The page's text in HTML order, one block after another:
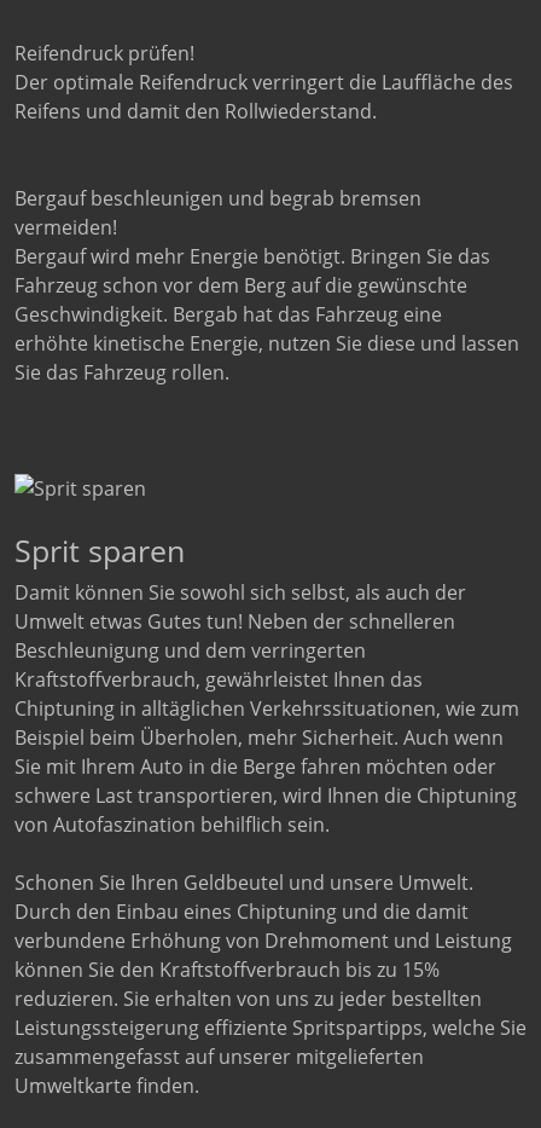
Reifendruck prüfen!
Der optimale Reifendruck verringert die Lauffläche des
Reifens und damit den Rollwiederstand.
Bergauf beschleunigen und begrab bremsen
vermeiden!
Bergauf wird mehr Energie benötigt. Bringen Sie das
Fahrzeug schon vor dem Berg auf die gewünschte
Geschwindigkeit. Bergab hat das Fahrzeug eine
erhöhte kinetische Energie, nutzen Sie diese und lassen
Sie das Fahrzeug rollen.
Sprit sparen
Damit können Sie sowohl sich selbst, als auch der
Umwelt etwas Gutes tun! Neben der schnelleren
Beschleunigung und dem verringerten
Kraftstoffverbrauch, gewährleistet Ihnen das
Chiptuning in alltäglichen Verkehrssituationen, wie zum
Beispiel beim Überholen, mehr Sicherheit. Auch wenn
Sie mit Ihrem Auto in die Berge fahren möchten oder
schwere Last transportieren, wird Ihnen die Chiptuning
von Autofaszination behilflich sein.
Schonen Sie Ihren Geldbeutel und unsere Umwelt.
Durch den Einbau eines Chiptuning und die damit
verbundene Erhöhung von Drehmoment und Leistung
können Sie den Kraftstoffverbrauch bis zu 15%
reduzieren. Sie erhalten von uns zu jeder bestellten
Leistungssteigerung effiziente Spritspartipps, welche Sie
zusammengefasst auf unserer mitgelieferten
Umweltkarte finden.